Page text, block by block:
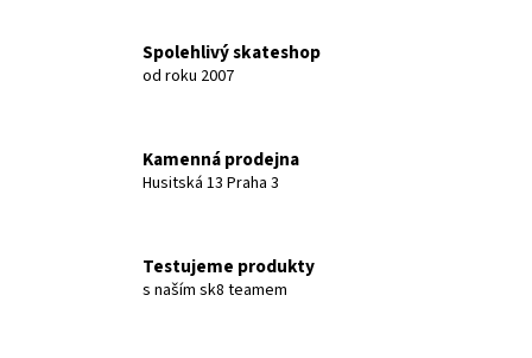
Spolehlivý skateshop
od roku 2007
Kamenná prodejna
Husitská 13 Praha 3
Testujeme produkty
s naším sk8 teamem